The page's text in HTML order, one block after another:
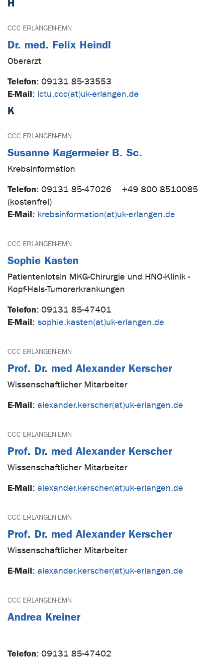
H
CCC ERLANGEN-EMN
Dr. med. Felix Heindl
Oberarzt
Telefon: 09131 85-33553
E-Mail: ictu.ccc(at)uk-erlangen.de
K
CCC ERLANGEN-EMN
Susanne Kagermeier B. Sc.
Krebsinformation
Telefon: 09131 85-47026
+49 800 8510085
(kostenfrei)
E-Mail: krebsinformation(at)uk-erlangen.de
CCC ERLANGEN-EMN
Sophie Kasten
Patientenlotsin MKG-Chirurgie und HNO-Klinik -
Kopf-Hals-Tumorerkrankungen
Telefon: 09131 85-47401
E-Mail: sophie.kasten(at)uk-erlangen.de
CCC ERLANGEN-EMN
Prof. Dr. med Alexander Kerscher
Wissenschaftlicher Mitarbeiter
E-Mail: alexander.kerscher(at)uk-erlangen.de
CCC ERLANGEN-EMN
Prof. Dr. med Alexander Kerscher
Wissenschaftlicher Mitarbeiter
E-Mail: alexander.kerscher(at)uk-erlangen.de
CCC ERLANGEN-EMN
Prof. Dr. med Alexander Kerscher
Wissenschaftlicher Mitarbeiter
E-Mail: alexander.kerscher(at)uk-erlangen.de
CCC ERLANGEN-EMN
Andrea Kreiner
Telefon: 09131 85-47402